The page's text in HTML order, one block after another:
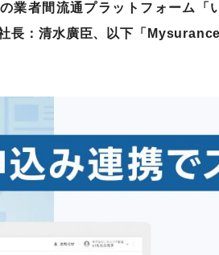
業者間流通プラットフォーム
長：清水廣臣、以下「